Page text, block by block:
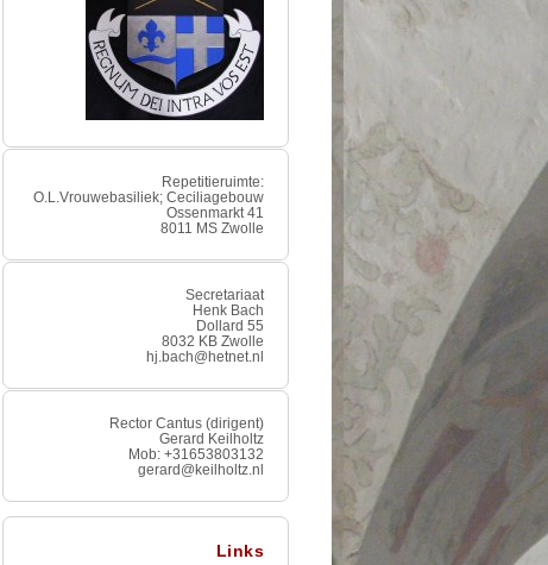
Repetitieruimte:
O.L.Vrouwebasiliek; Ceciliagebouw
Ossenmarkt 41
8011 MS Zwolle
Secretariaat
Henk Bach
Dollard 55
8032 KB Zwolle
hj.bach@hetnet.nl
Rector Cantus (dirigent)
Gerard Keilholtz
Mob: +31653803132
gerard@keilholtz.nl
Links